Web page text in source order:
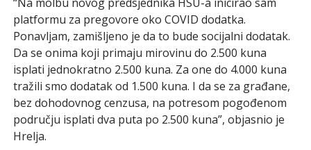
platformu za pregovore oko COVID dodatka.
Ponavljam, zamišljeno je da to bude socijalni dodatak.
Da se onima koji primaju mirovinu do 2.500 kuna
isplati jednokratno 2.500 kuna. Za one do 4.000 kuna
tražili smo dodatak od 1.500 kuna. I da se za građane,
bez dohodovnog cenzusa, na potresom pogođenom
području isplati dva puta po 2.500 kuna”, objasnio je
Hrelja.